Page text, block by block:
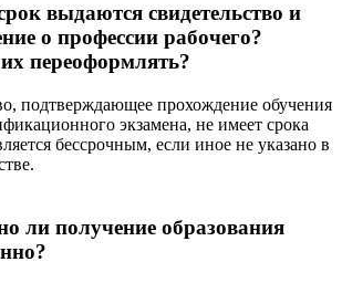
выдаются свидетельство и
о профессии рабочего?
переоформлять?
подтверждающее прохождение обучения
экзамена, не имеет срока
бессрочным, если иное не указано в
ли получение образования